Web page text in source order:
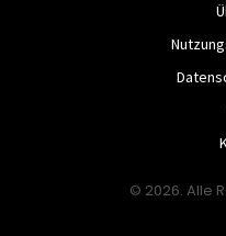
© 2026. Alle